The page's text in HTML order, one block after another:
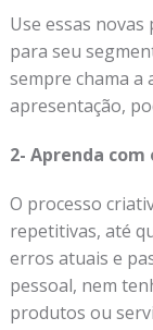
Use essas
para seu
sempre chama a
apresentação,
2- Aprenda com
O processo
repetitivas, até
erros atuais e
pessoal, nem
produtos ou